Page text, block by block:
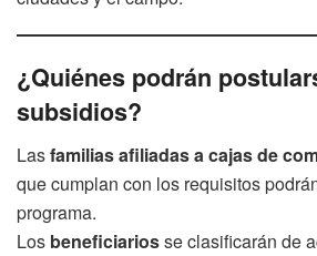
¿Quiénes podrán
subsidios?
Lasfamilias afiliadas a cajas de
que cumplan con los requisitos
programa.
Los beneficiariosse clasificarán de